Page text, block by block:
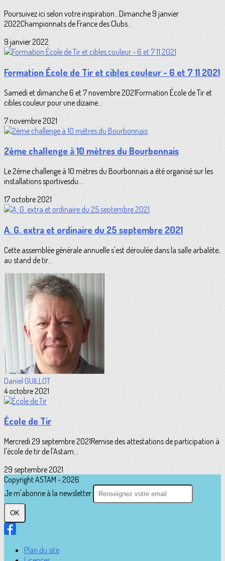
Poursuivez ici selon votre inspiration...Dimanche 9 janvier
2022Championnats de France des Clubs...
9 janvier 2022
Formation École de Tir et cibles couleur - 6 et 7 11 2021
Samedi et dimanche 6 et 7 novembre 2021Formation École de Tir et
cibles couleur pour une dizaine...
7 novembre 2021
2ème challenge à 10 mètres du Bourbonnais
Le 2ème challenge à 10 mètres du Bourbonnais a été organisé sur les
installations sportivesdu...
17 octobre 2021
A. G. extra et ordinaire du 25 septembre 2021
Cette assemblée générale annuelle s'est déroulée dans la salle arbalète,
au stand de tir...
Daniel GUILLOT
4 octobre 2021
École de Tir
Mercredi 29 septembre 2021Remise des attestations de participation à
l'école de tir de l'Astam...
29 septembre 2021
Copyright ASTAM - 2026
Je m'abonne à la newsletter
OK
Plan du site